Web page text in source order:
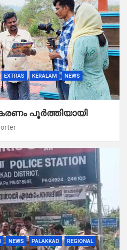
EXTRAS KERALAM
NEWS
പൂർത്തിയായി
NEWS PALAKKAD REGIONAL